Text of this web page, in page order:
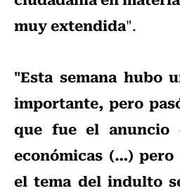
muy extendida".
"Esta semana hubo
importante, pero
que fue el anuncio
económicas (…) pero
el tema del indulto